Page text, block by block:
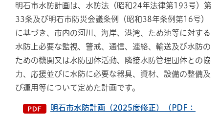
明石市水防計画は、水防法（昭和24年法律第193号）第
33条及び明石市防災会議条例（昭和38年条例第16号）
に基づき、市内の河川、海岸、港湾、ため池等に対する
水防上必要な監視、警戒、通信、連絡、輸送及び水防の
ための機関又は水防団体活動、隣接水防管理団体との協
力、応援並びに水防に必要な器具、資材、設備の整備及
び運用等について定めた計画です。
明石市水防計画（2025度修正）（PDF：